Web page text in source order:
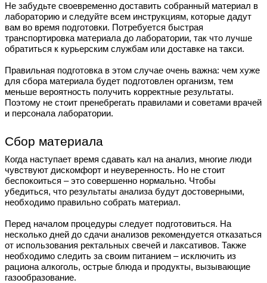
Не забудьте своевременно доставить собранный материал в
лабораторию и следуйте всем инструкциям, которые дадут
вам во время подготовки. Потребуется быстрая
транспортировка материала до лаборатории, так что лучше
обратиться к курьерским службам или доставке на такси.
Правильная подготовка в этом случае очень важна: чем хуже
для сбора материала будет подготовлен организм, тем
меньше вероятность получить корректные результаты.
Поэтому не стоит пренебрегать правилами и советами врачей
и персонала лаборатории.
Сбор материала
Когда наступает время сдавать кал на анализ, многие люди
чувствуют дискомфорт и неуверенность. Но не стоит
беспокоиться – это совершенно нормально. Чтобы
убедиться, что результаты анализа будут достоверными,
необходимо правильно собрать материал.
Перед началом процедуры следует подготовиться. На
несколько дней до сдачи анализов рекомендуется отказаться
от использования ректальных свечей и лаксативов. Также
необходимо следить за своим питанием – исключить из
рациона алкоголь, острые блюда и продукты, вызывающие
газообразование.